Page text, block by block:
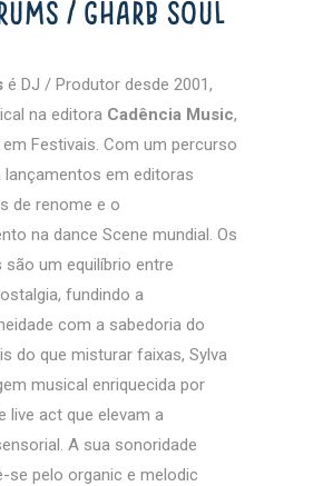
/ GHARB SOUL
é DJ / Produtor desde 2001,
na editora Cadência Music,
Festivais. Com um percurso
lançamentos em editoras
de renome e o
na dance Scene mundial. Os
são um equilíbrio entre
fundindo a
com a sabedoria do
do que misturar faixas, Sylva
musical enriquecida por
live act que elevam a
A sua sonoridade
se pelo organic e melodic